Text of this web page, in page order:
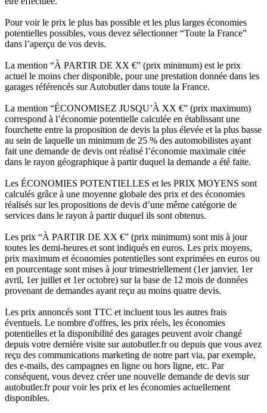
Pour voir le prix le plus bas possible et les plus larges économies
potentielles possibles, vous devez sélectionner “Toute la France”
dans l’aperçu de vos devis.
La mention “À PARTIR DE XX €” (prix minimum) est le prix
actuel le moins cher disponible, pour une prestation donnée dans les
garages référencés sur Autobutler dans toute la France.
La mention “ÉCONOMISEZ JUSQU’À XX €” (prix maximum)
correspond à l’économie potentielle calculée en établissant une
fourchette entre la proposition de devis la plus élevée et la plus basse
au sein de laquelle un minimum de 25 % des automobilistes ayant
fait une demande de devis ont réalisé l’économie maximale citée
dans le rayon géographique à partir duquel la demande a été faite.
Les ÉCONOMIES POTENTIELLES et les PRIX MOYENS sont
calculés grâce à une moyenne globale des prix et des économies
réalisés sur les propositions de devis d’une même catégorie de
services dans le rayon à partir duquel ils sont obtenus.
Les prix “À PARTIR DE XX €” (prix minimum) sont mis à jour
toutes les demi-heures et sont indiqués en euros. Les prix moyens,
prix maximum et économies potentielles sont exprimées en euros ou
en pourcentage sont mises à jour trimestriellement (1er janvier, 1er
avril, 1er juillet et 1er octobre) sur la base de 12 mois de données
provenant de demandes ayant reçu au moins quatre devis.
Les prix annoncés sont TTC et incluent tous les autres frais
éventuels. Le nombre d'offres, les prix réels, les économies
potentielles et la disponibilité des garages peuvent avoir changé
depuis votre dernière visite sur autobutler.fr ou depuis que vous avez
reçu des communications marketing de notre part via, par exemple,
des e-mails, des campagnes en ligne ou hors ligne, etc. Par
conséquent, vous devez créer une nouvelle demande de devis sur
autobutler.fr pour voir les prix et les économies actuellement
disponibles.